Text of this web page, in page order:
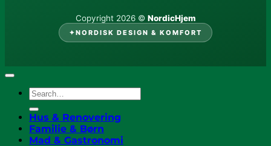
Copyright 2026 © NordicHjem
✦NORDISK DESIGN & KOMFORT
Hus & Renovering
Familie & Børn
Mad & Gastronomi